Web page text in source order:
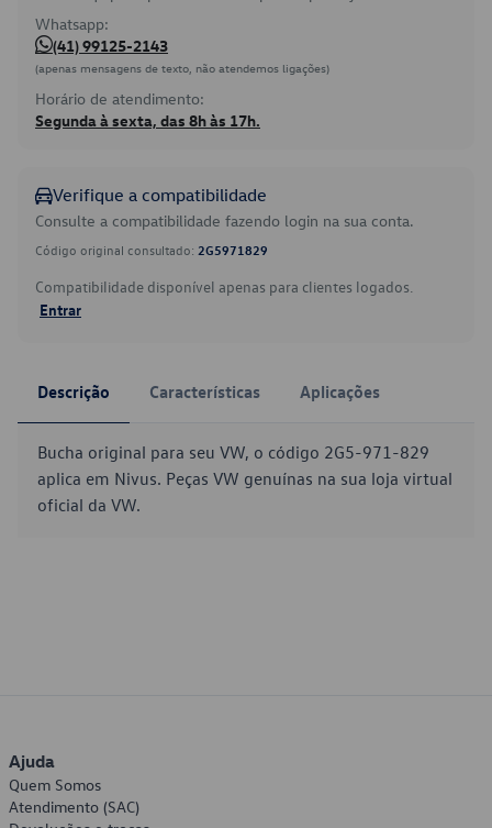
Whatsapp:
(41) 99125-2143
(apenas mensagens de texto, não atendemos ligações)
Horário de atendimento:
Segunda à sexta, das 8h às 17h.
Verifique a compatibilidade
Consulte a compatibilidade fazendo login na sua conta.
Código original consultado: 2G5971829
Compatibilidade disponível apenas para clientes logados.
Entrar
Descrição Características Aplicações
Bucha original para seu VW, o código 2G5-971-829
aplica em Nivus. Peças VW genuínas na sua loja virtual
oficial da VW.
Ajuda
Quem Somos
Atendimento (SAC)